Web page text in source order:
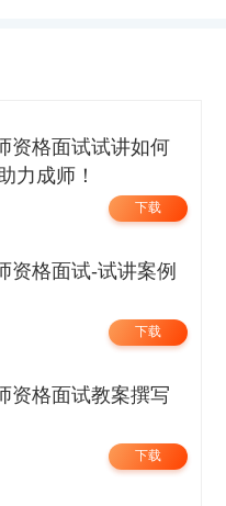
资格面试试讲如何
力成师！
下载
资格面试-试讲案例
下载
资格面试教案撰写
下载